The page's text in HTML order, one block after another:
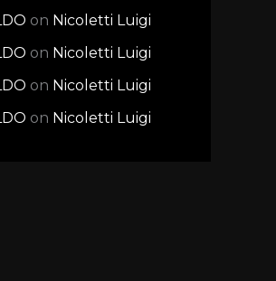
on Nicoletti Luigi
on Nicoletti Luigi
on Nicoletti Luigi
on Nicoletti Luigi